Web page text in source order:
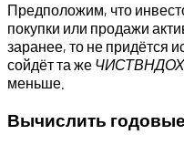
Предположим, что
покупки или продажи
заранее, то не придётся
сойдёт та же ЧИСТВНДОХ
меньше.
Вычислить